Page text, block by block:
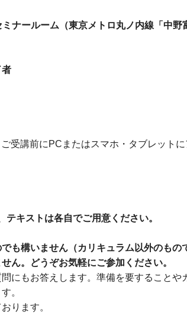
ナールーム（東京メトロ丸ノ内線「中野
者
受講前にPCまたはスマホ・タブレットに
キストは各自でご用意ください。
も構いません（カリキュラム以外のもの
ん。どうぞお気軽にご参加ください。
にもお答えします。準備を要することや
。
ります。